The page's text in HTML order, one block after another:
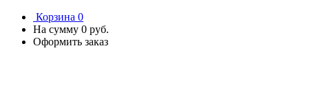
Корзина 0
На сумму 0 руб.
Оформить заказ